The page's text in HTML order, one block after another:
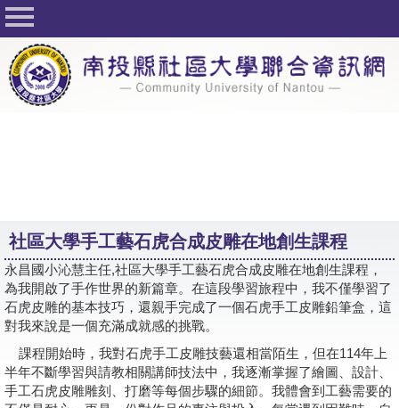
回首頁
關於社大
公佈欄
課程一覽表
志工與社團
社大學習Q&A
友站連結
網路選課
社區大學手工藝石虎合成皮雕在地創生課程
永昌國小沁慧主任,社區大學手工藝石虎合成皮雕在地創生課程，
為我開啟了手作世界的新篇章。在這段學習旅程中，我不僅學習了
石虎皮雕的基本技巧，還親手完成了一個石虎手工皮雕鉛筆盒，這
對我來說是一個充滿成就感的挑戰。
課程開始時，我對石虎手工皮雕技藝還相當陌生，但在114年上
半年不斷學習與請教相關講師技法中，我逐漸掌握了繪圖、設計、
手工石虎皮雕雕刻、打磨等每個步驟的細節。我體會到工藝需要的